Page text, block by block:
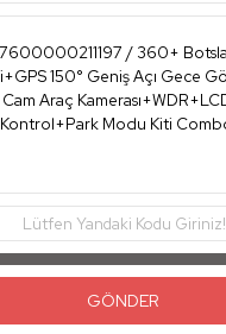
Lütfen Yandaki Kodu Giriniz!